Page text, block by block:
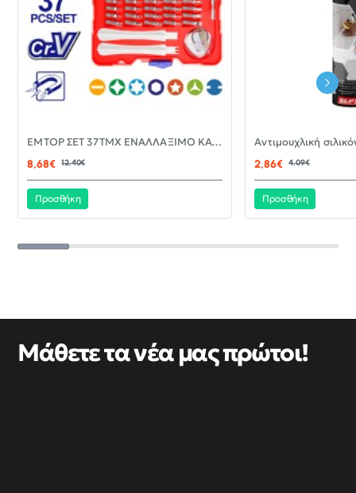
-30%EMTOP ΣΕΤ 37ΤΜΧ ΕΝΑΛΛΑΞΙΜΟ ΚΑΤΣΑΒΙΔΙ ΜΕ ΜΥΤΕΣ EBST03702
8,68€
12,40€
Προσθήκη
2,86€ 4,09€
Προσθήκη
Μάθετε τα νέα μας πρώτοι!